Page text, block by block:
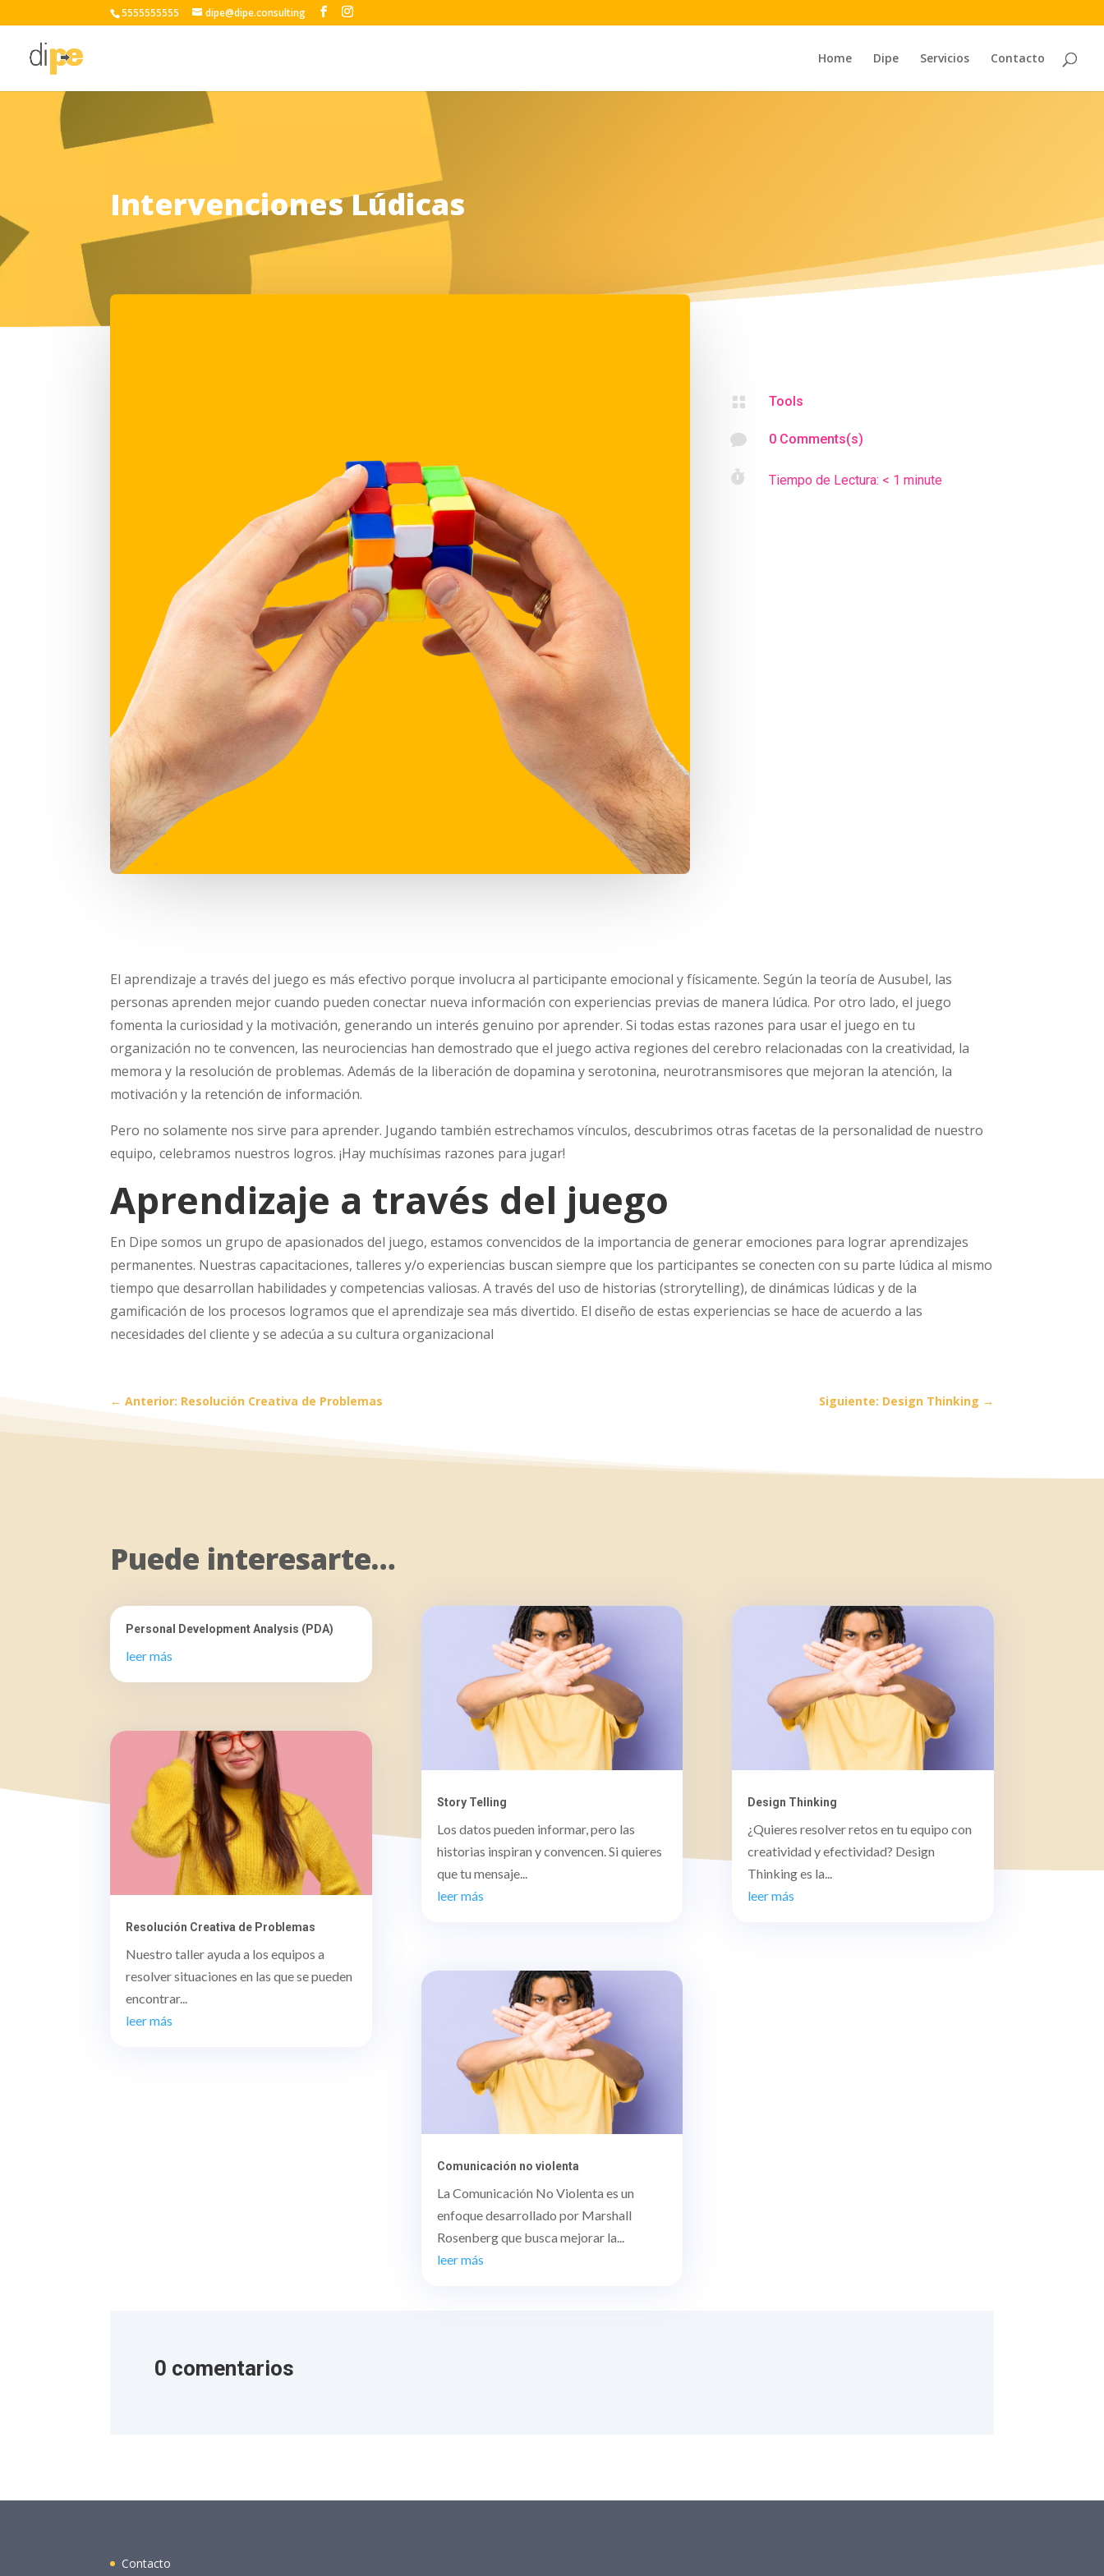
5555555555 dipe@dipe.consulting
Home Dipe Servicios Contacto
Intervenciones Lúdicas
 Tools
 0 Comments(s)
 Tiempo de Lectura: < 1 minute
El aprendizaje a través del juego es más efectivo porque involucra al participante emocional y físicamente. Según la teoría de Ausubel, las
personas aprenden mejor cuando pueden conectar nueva información con experiencias previas de manera lúdica. Por otro lado, el juego
fomenta la curiosidad y la motivación, generando un interés genuino por aprender. Si todas estas razones para usar el juego en tu
organización no te convencen, las neurociencias han demostrado que el juego activa regiones del cerebro relacionadas con la creatividad, la
memora y la resolución de problemas. Además de la liberación de dopamina y serotonina, neurotransmisores que mejoran la atención, la
motivación y la retención de información.
Pero no solamente nos sirve para aprender. Jugando también estrechamos vínculos, descubrimos otras facetas de la personalidad de nuestro
equipo, celebramos nuestros logros. ¡Hay muchísimas razones para jugar!
Aprendizaje a través del juego
En Dipe somos un grupo de apasionados del juego, estamos convencidos de la importancia de generar emociones para lograr aprendizajes
permanentes. Nuestras capacitaciones, talleres y/o experiencias buscan siempre que los participantes se conecten con su parte lúdica al mismo
tiempo que desarrollan habilidades y competencias valiosas. A través del uso de historias (strorytelling), de dinámicas lúdicas y de la
gamificación de los procesos logramos que el aprendizaje sea más divertido. El diseño de estas experiencias se hace de acuerdo a las
necesidades del cliente y se adecúa a su cultura organizacional
←Anterior: Resolución Creativa de Problemas Siguiente: Design Thinking →
Puede interesarte…
Personal Development Analysis (PDA)
leer más
Resolución Creativa de Problemas
Nuestro taller ayuda a los equipos a
resolver situaciones en las que se pueden
encontrar...
leer más
Story Telling
Los datos pueden informar, pero las
historias inspiran y convencen. Si quieres
que tu mensaje...
leer más
Comunicación no violenta
La Comunicación No Violenta es un
enfoque desarrollado por Marshall
Rosenberg que busca mejorar la...
leer más
Design Thinking
¿Quieres resolver retos en tu equipo con
creatividad y efectividad? Design
Thinking es la...
leer más
0 comentarios
Contacto